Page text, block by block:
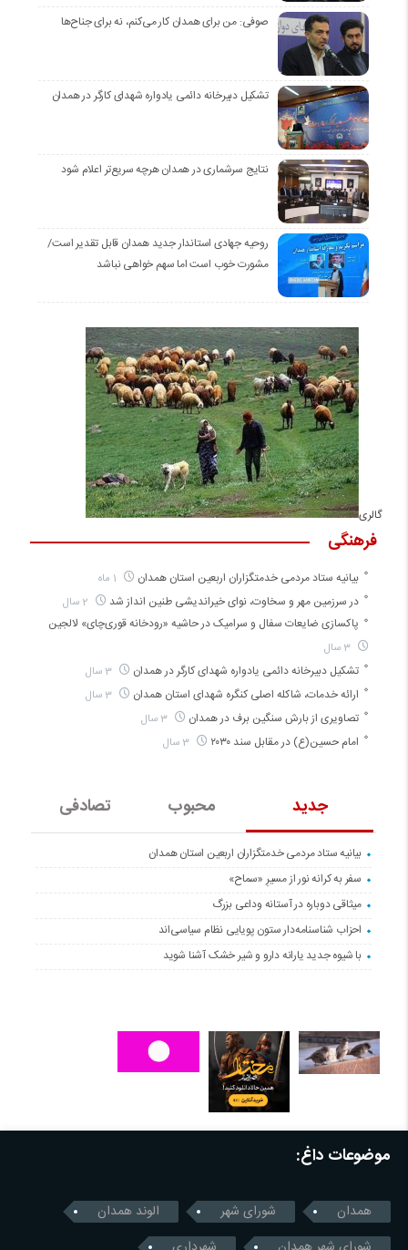
صوفی: من برای همدان کار می‌کنم، نه برای جناح‌ها
تشکیل دبیرخانه دائمی یادواره شهدای کارگر در همدان
نتایج سرشماری در همدان هرچه سریع‌تر اعلام شود
روحیه جهادی استاندار جدید همدان قابل تقدیر است/
مشورت خوب است اما سهم خواهی نباشد
گالری
جدید محبوب تصادفی
بیانیه ستاد مردمی خدمتگزاران اربعین استان همدان
سفر به کرانه‌ نور از مسیرِ «سماح»
میثاقی دوباره در آستانه‌ وداعی بزرگ
احزاب شناسنامه‌دار ستون پویایی نظام سیاسی‌اند
با شیوه جدید یارانه دارو و شیر خشک آشنا شوید
فرهنگی
بیانیه ستاد مردمی خدمتگزاران اربعین استان همدان
در سرزمین مهر و سخاوت، نوای خیراندیشی طنین انداز شد
پاکسازی ضایعات سفال و سرامیک در حاشیه «رودخانه قوری‌چای» لالجین
3 سال
تشکیل دبیرخانه دائمی یادواره شهدای کارگر در همدان 3 سال
ارائه خدمات، شاکله اصلی کنگره شهدای استان همدان 3 سال
تصاویری از بارش سنگین برف در همدان 3 سال
امام حسین(ع) در مقابل سند ۲۰۳۰ 3 سال
موضوعات داغ:
همدان شورای شهر
الوند همدان